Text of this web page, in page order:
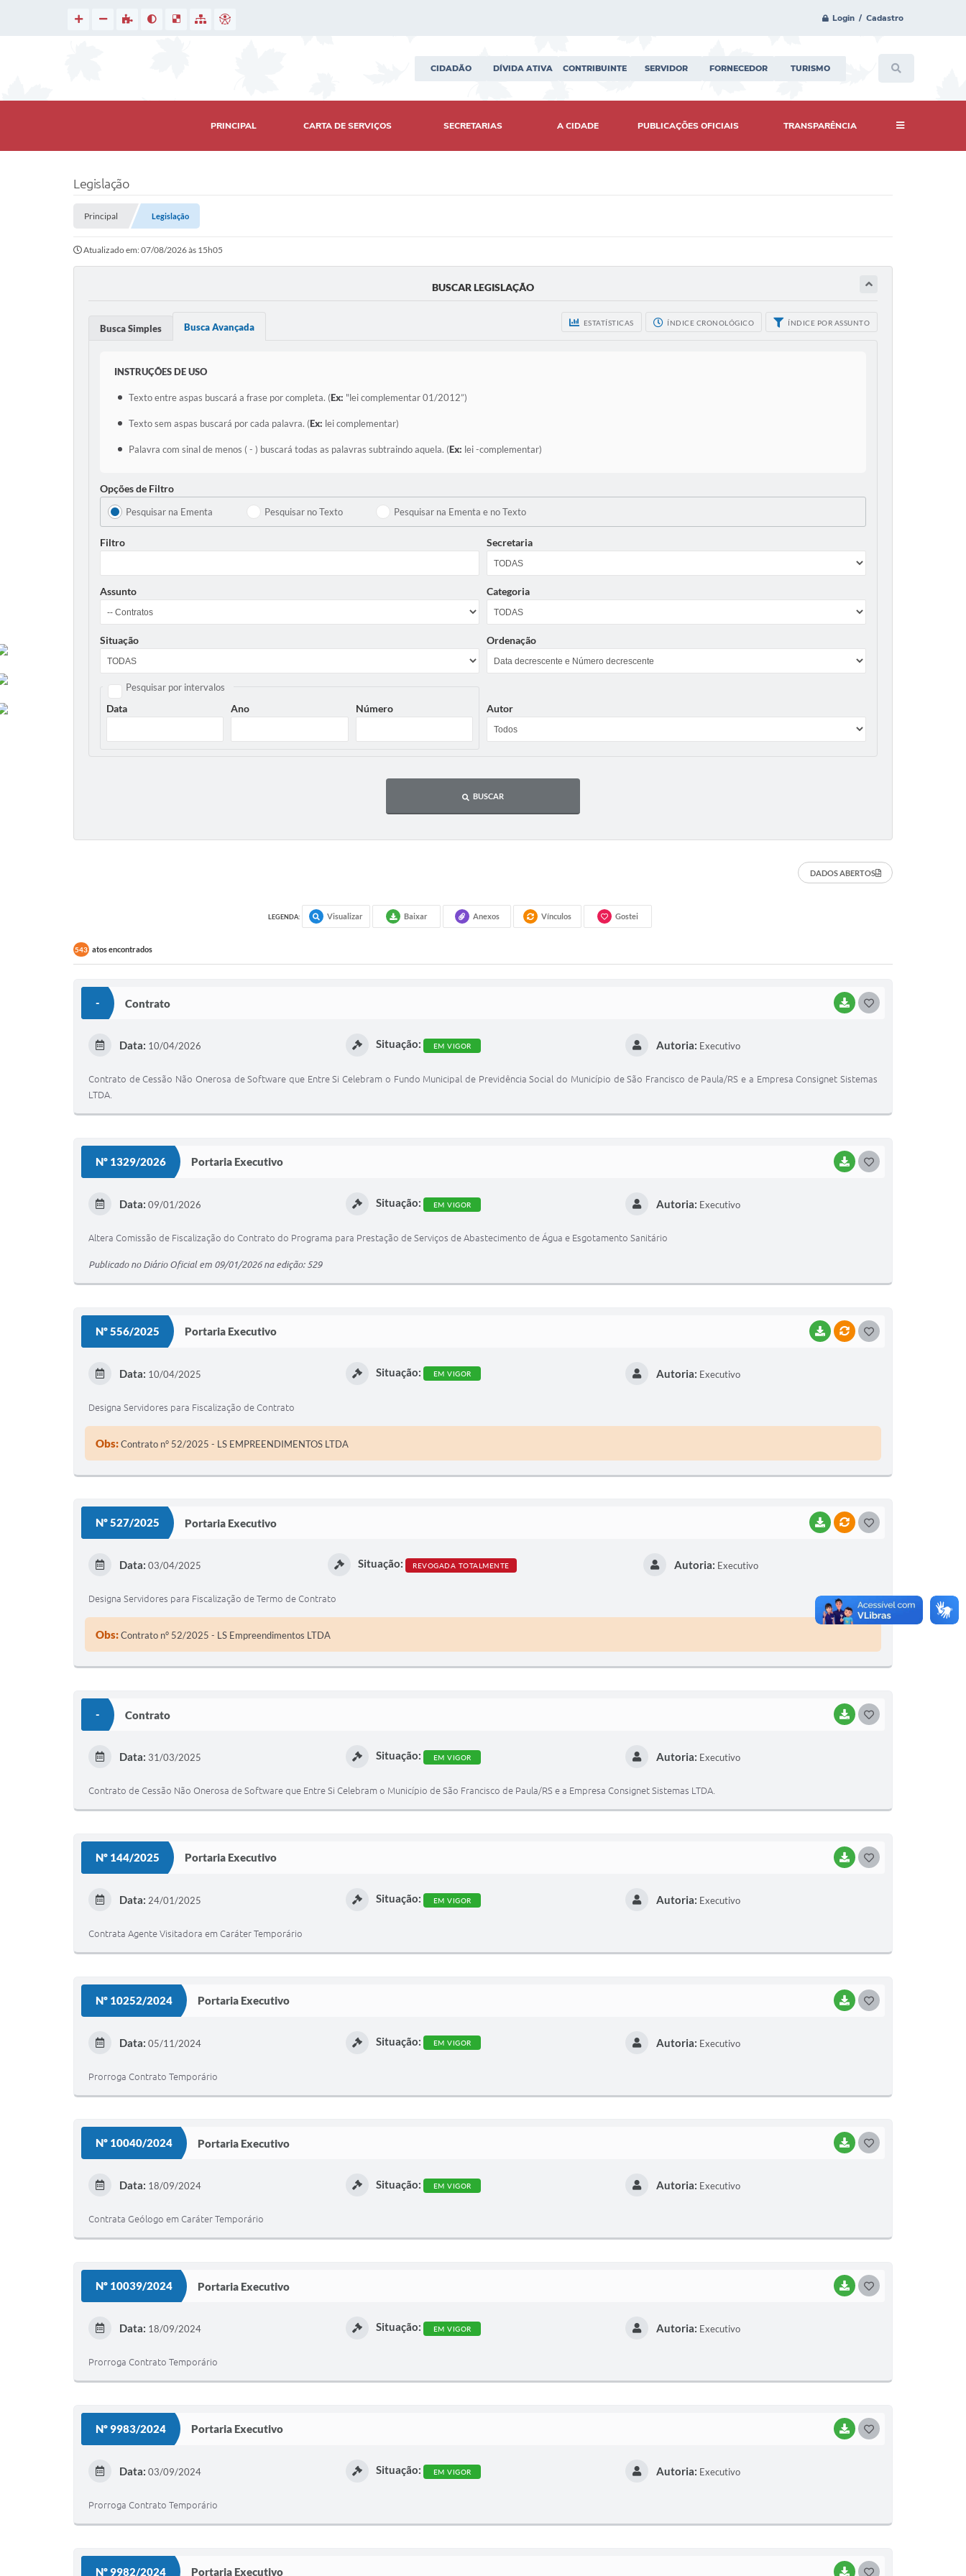
Login / Cadastro
CIDADÃO DÍVIDA ATIVA CONTRIBUINTE SERVIDOR FORNECEDOR TURISMO
PRINCIPAL CARTA DE SERVIÇOS SECRETARIAS A CIDADE PUBLICAÇÕES OFICIAIS TRANSPARÊNCIA
Legislação
Principal Legislação
Atualizado em: 07/08/2026 às 15h05
BUSCAR LEGISLAÇÃO
ESTATÍSTICAS ÍNDICE CRONOLÓGICO ÍNDICE POR ASSUNTO
Busca Simples Busca Avançada
INSTRUÇÕES DE USO
Texto entre aspas buscará a frase por completa. (Ex: "lei complementar 01/2012”)
Texto sem aspas buscará por cada palavra. (Ex: lei complementar)
Palavra com sinal de menos ( - ) buscará todas as palavras subtraindo aquela. (Ex: lei -complementar)
Opções de Filtro
Pesquisar na Ementa Pesquisar no Texto Pesquisar na Ementa e no Texto
Filtro Secretaria
Assunto Categoria
Situação Ordenação
Pesquisar por intervalos
Data Ano Número Autor
BUSCAR
DADOS ABERTOS
LEGENDA: Visualizar Baixar Anexos Vínculos Gostei
543 atos encontrados
- Contrato BAIXAR
I
Data: 10/04/2026 Situação: EM VIGOR Autoria: Executivo
Contrato de Cessão Não Onerosa de Software que Entre Si Celebram o Fundo Municipal de Previdência Social do Município de São Francisco de Paula/RS e a Empresa Consignet Sistemas
LTDA.
Nº 1329/2026 Portaria Executivo BAIXAR
Data: 09/01/2026 Situação: EM VIGOR Autoria: Executivo
Altera Comissão de Fiscalização do Contrato do Programa para Prestação de Serviços de Abastecimento de Água e Esgotamento Sanitário
Publicado no Diário Oficial em 09/01/2026 na edição: 529
Nº 556/2025 Portaria Executivo BAIXARVÍNCULOS
Data: 10/04/2025 Situação: EM VIGOR Autoria: Executivo
Designa Servidores para Fiscalização de Contrato
Obs:Contrato n° 52/2025 - LS EMPREENDIMENTOS LTDA
Nº 527/2025 Portaria Executivo BAIXARVÍNCULOS
E
Data: 03/04/2025 Situação: REVOGADA TOTALMENTE Autoria: Executivo
Designa Servidores para Fiscalização de Termo de Contrato
Obs:Contrato n° 52/2025 - LS Empreendimentos LTDA
- Contrato BAIXAR
Data: 31/03/2025 Situação: EM VIGOR Autoria: Executivo
Contrato de Cessão Não Onerosa de Software que Entre Si Celebram o Município de São Francisco de Paula/RS e a Empresa Consignet Sistemas LTDA.
Nº 144/2025 Portaria Executivo BAIXAR
Data: 24/01/2025 Situação: EM VIGOR Autoria: Executivo
Contrata Agente Visitadora em Caráter Temporário
Nº 10252/2024 Portaria Executivo BAIXAR
Data: 05/11/2024 Situação: EM VIGOR Autoria: Executivo
Prorroga Contrato Temporário
Nº 10040/2024 Portaria Executivo BAIXAR
Data: 18/09/2024 Situação: EM VIGOR Autoria: Executivo
Contrata Geólogo em Caráter Temporário
Nº 10039/2024 Portaria Executivo BAIXAR
Data: 18/09/2024 Situação: EM VIGOR Autoria: Executivo
Prorroga Contrato Temporário
Nº 9983/2024 Portaria Executivo BAIXAR
Data: 03/09/2024 Situação: EM VIGOR Autoria: Executivo
Prorroga Contrato Temporário
Nº 9982/2024 Portaria Executivo BAIXAR